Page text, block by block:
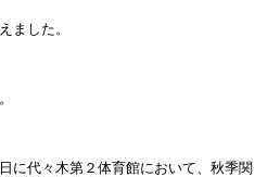
ました。
に代々木第２体育館において、秋季関